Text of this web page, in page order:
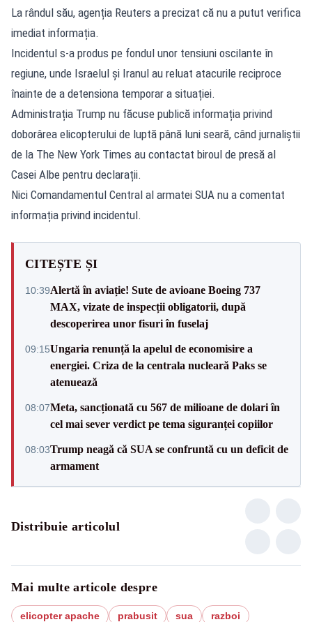
La rândul său, agenția Reuters a precizat că nu a putut verifica
imediat informația.
Incidentul s-a produs pe fondul unor tensiuni oscilante în
regiune, unde Israelul și Iranul au reluat atacurile reciproce
înainte de a detensiona temporar a situației.
Administrația Trump nu făcuse publică informația privind
doborârea elicopterului de luptă până luni seară, când jurnaliștii
de la The New York Times au contactat biroul de presă al
Casei Albe pentru declarații.
Nici Comandamentul Central al armatei SUA nu a comentat
informația privind incidentul.
CITEȘTE ȘI
10:39Alertă în aviație! Sute de avioane Boeing 737
MAX, vizate de inspecții obligatorii, după
descoperirea unor fisuri în fuselaj
09:15Ungaria renunță la apelul de economisire a
energiei. Criza de la centrala nucleară Paks se
atenuează
08:07Meta, sancționată cu 567 de milioane de dolari în
cel mai sever verdict pe tema siguranței copiilor
08:03Trump neagă că SUA se confruntă cu un deficit de
armament
Distribuie articolul
Mai multe articole despre
elicopter apache prabusit sua
razboi